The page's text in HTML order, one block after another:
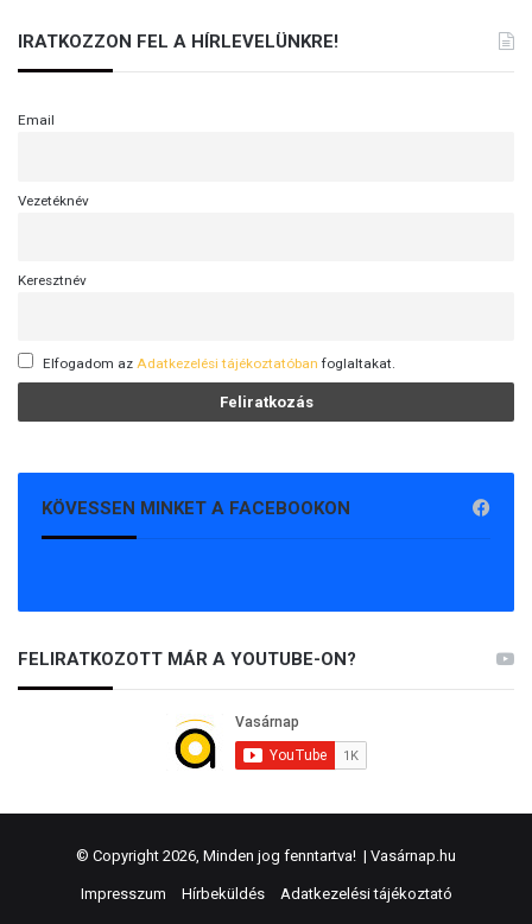
IRATKOZZON FEL A HÍRLEVELÜNKRE!
Email
Vezetéknév
Keresztnév
Elfogadom az Adatkezelési tájékoztatóban foglaltakat.
KÖVESSEN MINKET A FACEBOOKON
FELIRATKOZOTT MÁR A YOUTUBE-ON?
© Copyright 2026, Minden jog fenntartva! | Vasárnap.hu
Impresszum Hírbeküldés Adatkezelési tájékoztató